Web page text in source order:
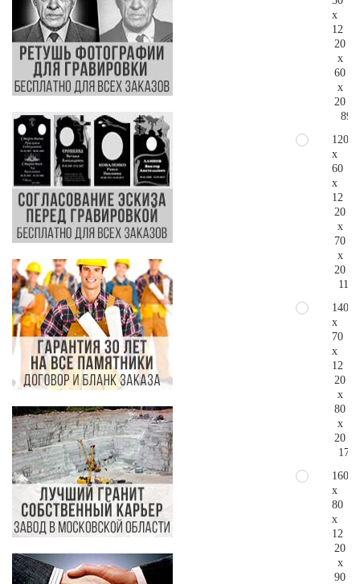
x
12
20
x
60
x
20
120
x
60
x
12
20
x
70
x
20
140
x
70
x
12
20
x
80
x
20
160
x
80
x
12
20
x
90